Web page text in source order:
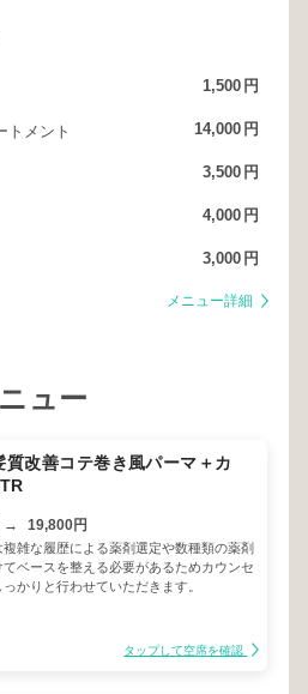
1,500 円
トメント 14,000 円
3,500 円
4,000 円
3,000 円
メニュー詳細
ュー
質改善コテ巻き風パーマ＋カ
→ 19,800円
複雑な履歴による薬剤選定や数種類の薬剤
てベースを整える必要があるためカウンセ
っかりと行わせていただきます。
タップして空席を確認